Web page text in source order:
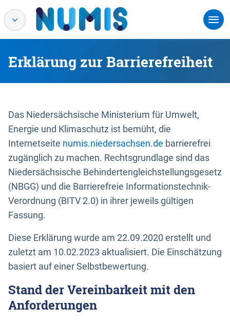
Erklärung zur Barrierefreiheit
Das Niedersächsische Ministerium für Umwelt,
Energie und Klimaschutz ist bemüht, die
Internetseite numis.niedersachsen.de barrierefrei
zugänglich zu machen. Rechtsgrundlage sind das
Niedersächsische Behindertengleichstellungsgesetz
(NBGG) und die Barrierefreie Informationstechnik-
Verordnung (BITV 2.0) in ihrer jeweils gültigen
Fassung.
Diese Erklärung wurde am 22.09.2020 erstellt und
zuletzt am 10.02.2023 aktualisiert. Die Einschätzung
basiert auf einer Selbstbewertung.
Stand der Vereinbarkeit mit den
Anforderungen